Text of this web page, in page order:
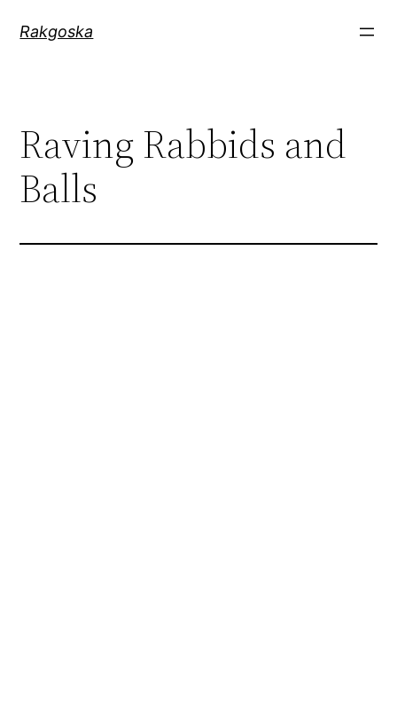
InhaltRakgoska
Raving Rabbids and
Balls